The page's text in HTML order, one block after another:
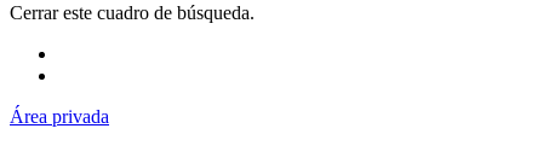
Cerrar este cuadro de búsqueda.
Área privada